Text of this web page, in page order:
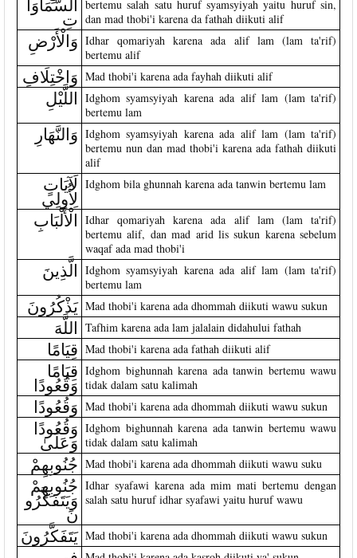
تِ
bertemu salah satu huruf syamsyiyah yaitu huruf sin,
dan mad thobi'i karena da fathah diikuti alif
وَالْأَرْضِ Idhar qomariyah karena ada alif lam (lam ta'rif)
bertemu alif
وَاخْتِلَافِ Mad thobi'i karena ada fayhah diikuti alif
اللَّيْلِ Idghom syamsyiyah karena ada alif lam (lam ta'rif)
bertemu lam
وَالنَّهَارِ Idghom syamsyiyah karena ada alif lam (lam ta'rif)
bertemu nun dan mad thobi'i karena ada fathah diikuti
alif
لَآيَاتٍ
لِأُولِي
Idghom bila ghunnah karena ada tanwin bertemu lam
الْأَلْبَابِ Idhar qomariyah karena ada alif lam (lam ta'rif)
bertemu alif, dan mad arid lis sukun karena sebelum
waqaf ada mad thobi'i
الَّذِينَ Idghom syamsyiyah karena ada alif lam (lam ta'rif)
bertemu lam
يَذْكُرُونَ Mad thobi'i karena ada dhommah diikuti wawu sukun
اللَّهَ Tafhim karena ada lam jalalain didahului fathah
قِيَامًا Mad thobi'i karena ada fathah diikuti alif
قِيَامًا
وَقُعُودًا
Idghom bighunnah karena ada tanwin bertemu wawu
tidak dalam satu kalimah
وَقُعُودًا Mad thobi'i karena ada dhommah diikuti wawu sukun
وَقُعُودًا
وَعَلَىٰ
Idghom bighunnah karena ada tanwin bertemu wawu
tidak dalam satu kalimah
جُنُوبِهِمْ Mad thobi'i karena ada dhommah diikuti wawu suku
جُنُوبِهِمْ
وَيَتَفَكَّرُو
نَ
Idhar syafawi karena ada mim mati bertemu dengan
salah satu huruf idhar syafawi yaitu huruf wawu
يَتَفَكَّرُونَ Mad thobi'i karena ada dhommah diikuti wawu sukun